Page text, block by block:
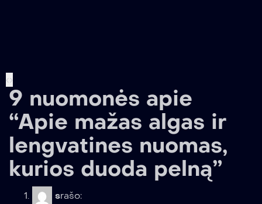
‹›
9 nuomonės apie
“Apie mažas algas ir
lengvatines nuomas,
kurios duoda pelną”
srašo: